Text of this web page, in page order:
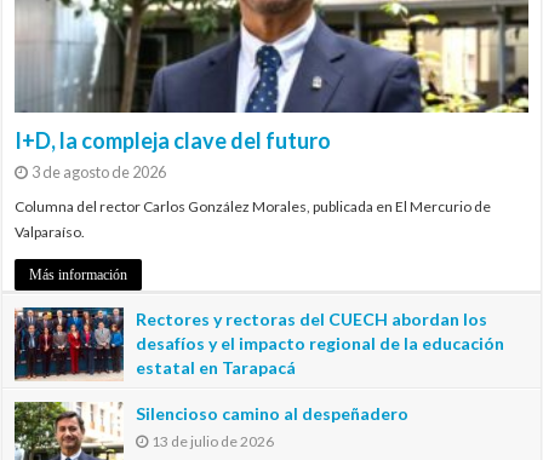
I+D, la compleja clave del futuro
3 de agosto de 2026
Columna del rector Carlos González Morales, publicada en El Mercurio de
Valparaíso.
Más información
Rectores y rectoras del CUECH abordan los
desafíos y el impacto regional de la educación
estatal en Tarapacá
Silencioso camino al despeñadero
13 de julio de 2026